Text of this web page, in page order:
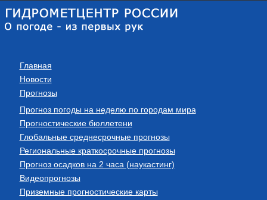
Главная
Новости
Прогнозы
Прогноз погоды на неделю по городам мира
Прогностические бюллетени
Глобальные среднесрочные прогнозы
Региональные краткосрочные прогнозы
Прогноз осадков на 2 часа (наукастинг)
Видеопрогнозы
Приземные прогностические карты